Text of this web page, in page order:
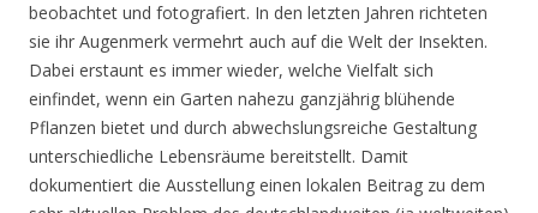
beobachtet und fotografiert. In den letzten Jahren richteten
sie ihr Augenmerk vermehrt auch auf die Welt der Insekten.
Dabei erstaunt es immer wieder, welche Vielfalt sich
einfindet, wenn ein Garten nahezu ganzjährig blühende
Pflanzen bietet und durch abwechslungsreiche Gestaltung
unterschiedliche Lebensräume bereitstellt. Damit
dokumentiert die Ausstellung einen lokalen Beitrag zu dem